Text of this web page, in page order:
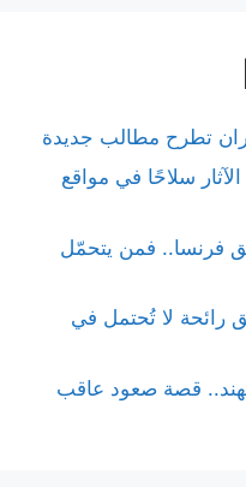
تطرح مطالب جديدة
سلاحًا في مواقع
فرنسا.. فمن يتحمّل
رائحة لا تُحتمل في
قصة صعود عاقب